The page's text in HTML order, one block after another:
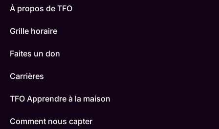
À propos de TFO
Grille horaire
Faites un don
Carrières
TFO Apprendre à la maison
Comment nous capter